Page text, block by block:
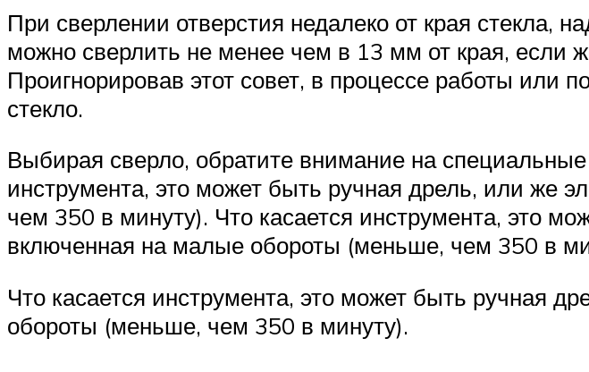
При сверлении отверстия недалеко от края стекла,
можно сверлить не менее чем в 13 мм от края, если
Проигнорировав этот совет, в процессе работы или
стекло.
Выбирая сверло, обратите внимание на
инструмента, это может быть ручная дрель, или же
чем 350 в минуту). Что касается инструмента, это
включенная на малые обороты (меньше, чем 350 в
Что касается инструмента, это может быть ручная
обороты (меньше, чем 350 в минуту).